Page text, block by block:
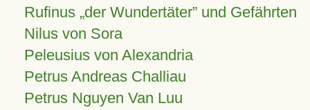
Rufinus „der Wundertäter” und Gefährten
Nilus von Sora
Peleusius von Alexandria
Petrus Andreas Challiau
Petrus Nguyen Van Luu